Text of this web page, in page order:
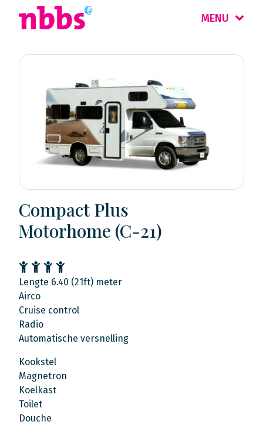
MENU
Compact Plus
Motorhome (C-21)
Lengte 6.40 (21ft) meter
Airco
Cruise control
Radio
Automatische versnelling
Kookstel
Magnetron
Koelkast
Toilet
Douche